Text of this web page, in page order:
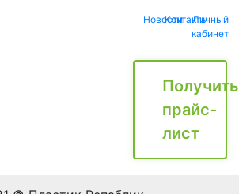
НовостиКонтактыЛичный
кабинет
Получить
прайс-
лист